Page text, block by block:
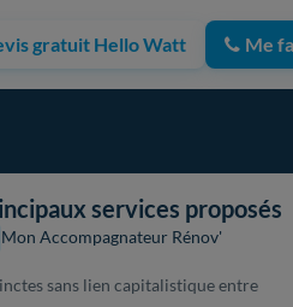
gratuit Hello Watt Me
services proposés
Mon Accompagnateur Rénov'
sans lien capitalistique entre